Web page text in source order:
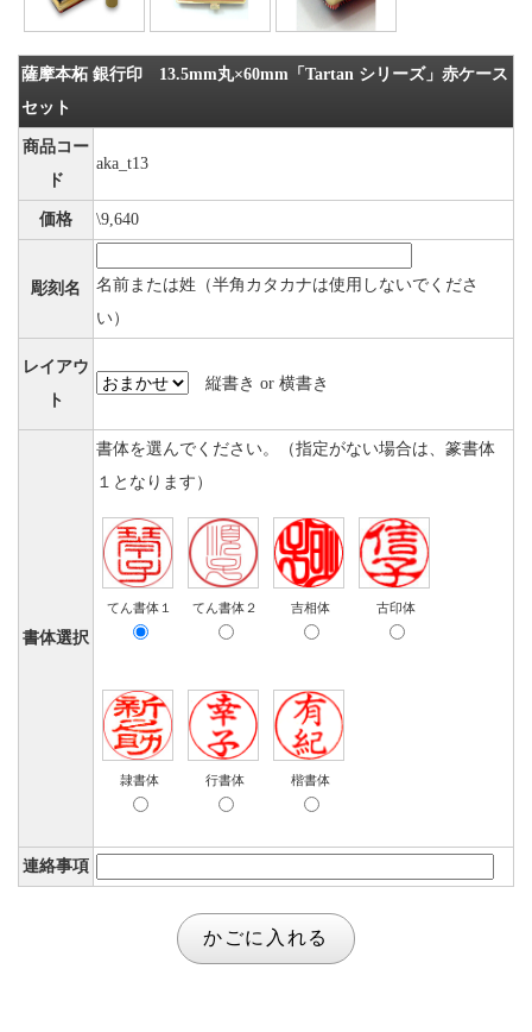
薩摩本柘 銀行印 13.5mm丸×60mm「Tartan シリーズ」赤ケース
セット
商品コー
ド
aka_t13
価格 \9,640
彫刻名
名前または姓（半角カタカナは使用しないでくださ
い）
レイアウ
ト
縦書き or 横書き
書体選択
書体を選んでください。（指定がない場合は、篆書体
１となります）
てん書体１ てん書体２ 吉相体 古印体
隷書体 行書体 楷書体
連絡事項